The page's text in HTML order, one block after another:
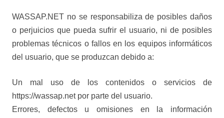
WASSAP.NET no se responsabiliza de posibles daños
o perjuicios que pueda sufrir el usuario, ni de posibles
problemas técnicos o fallos en los equipos informáticos
del usuario, que se produzcan debido a:
Un mal uso de los contenidos o servicios de
https://wassap.net por parte del usuario.
Errores, defectos u omisiones en la información